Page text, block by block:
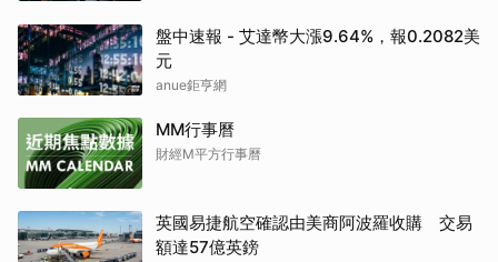
盤中速報 - 艾達幣大漲9.64%，報0.2082美
元
anue鉅亨網
MM行事曆
財經M平方行事曆
英國易捷航空確認由美商阿波羅收購 交易
額達57億英鎊